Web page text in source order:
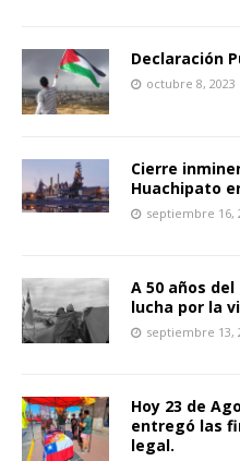
Declaración
octubre 8, 2023
Cierre
Huachipato
septiembre 16,
A 50 años
lucha por la
septiembre 13,
Hoy 23 de
entregó las
legal.